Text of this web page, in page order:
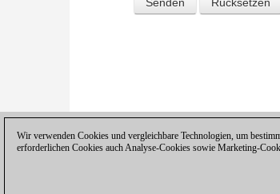
Wir verwenden Cookies und vergleichbare Technologien, um
erforderlichen Cookies auch Analyse-Cookies sowie Marketing-